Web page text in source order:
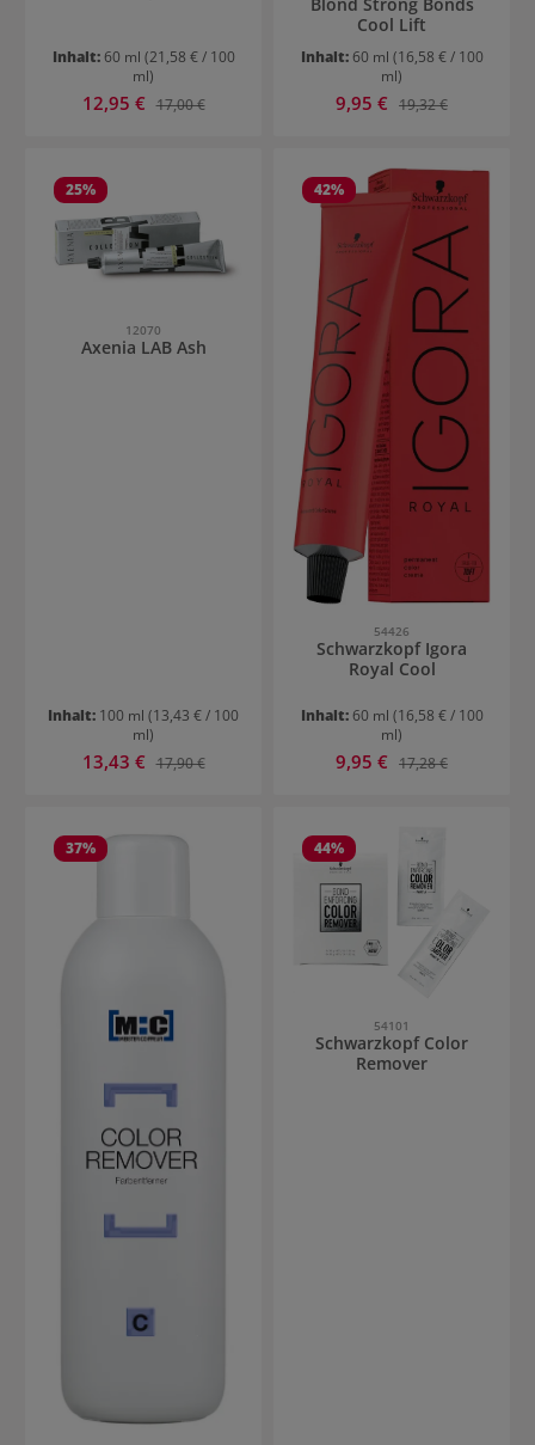
Inhalt: 60 ml (21,58 € / 100
ml)
Verkaufspreis:
12,95 € Regulärer Preis:
17,00 €
Cool Lift
Inhalt: 60 ml (16,58 € / 100
ml)
Verkaufspreis:
9,95 € Regulärer Preis:
19,32 €
25%
12070
Axenia LAB Ash
Inhalt: 100 ml (13,43 € / 100
ml)
Verkaufspreis:
13,43 € Regulärer Preis:
17,90 €
42%
54426
Schwarzkopf Igora
Royal Cool
Inhalt: 60 ml (16,58 € / 100
ml)
Verkaufspreis:
9,95 € Regulärer Preis:
17,28 €
37% 44%
54101
Schwarzkopf Color
Remover